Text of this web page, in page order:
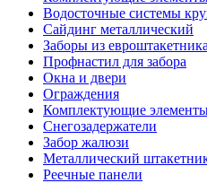
Водосточные системы
Сайдинг металлический
Заборы из евроштакетника
Профнастил для забора
Окна и двери
Ограждения
Комплектующие
Снегозадержатели
Забор жалюзи
Металлический
Реечные панели